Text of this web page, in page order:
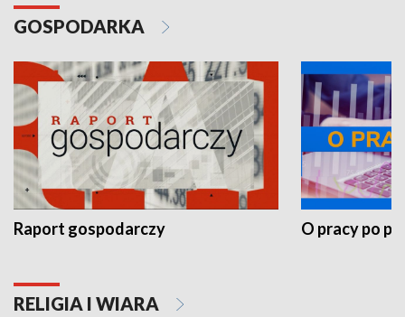
GOSPODARKA
Raport gospodarczy O pracy po
RELIGIA I WIARA